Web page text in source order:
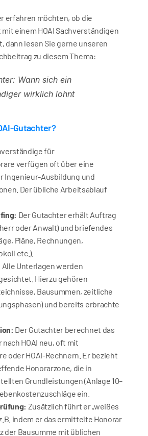
erfahren möchten, ob die
einem HOAI Sachverständigen
dann lesen Sie gerne unseren
zu diesem Thema:
Wann sich ein
wirklich lohnt
Gutachter?
für
verfügen oft über eine
Ingenieur-Ausbildung und
Der übliche Arbeitsablauf
Der Gutachter erhält Auftrag
oder Anwalt) und briefendes
Pläne, Rechnungen,
etc.).
Alle Unterlagen werden
Hierzu gehören
Bausummen, zeitliche
und bereits erbrachte
Der Gutachter berechnet das
HOAI neu, oft mit
oder HOAI-Rechnern. Er bezieht
Honorarzone, die in
Grundleistungen (Anlage 10–
ein.
Zusätzlich führt er „weißes
indem er das ermittelte Honorar
der Bausumme mit üblichen